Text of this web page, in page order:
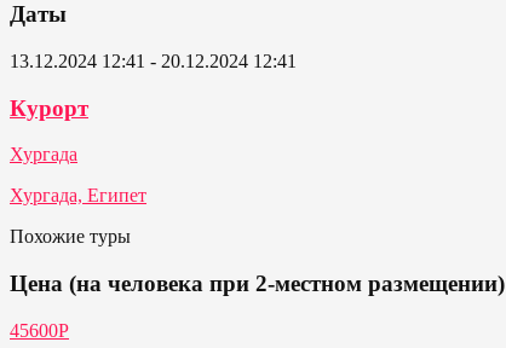
Даты
13.12.2024 12:41 - 20.12.2024 12:41
Курорт
Хургада
Хургада, Египет
Похожие туры
Цена (на человека при 2-местном размещении)
45600Р